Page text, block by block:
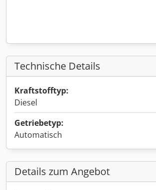
Technische Details
Kraftstofftyp:
Diesel
Getriebetyp:
Automatisch
Details zum Angebot